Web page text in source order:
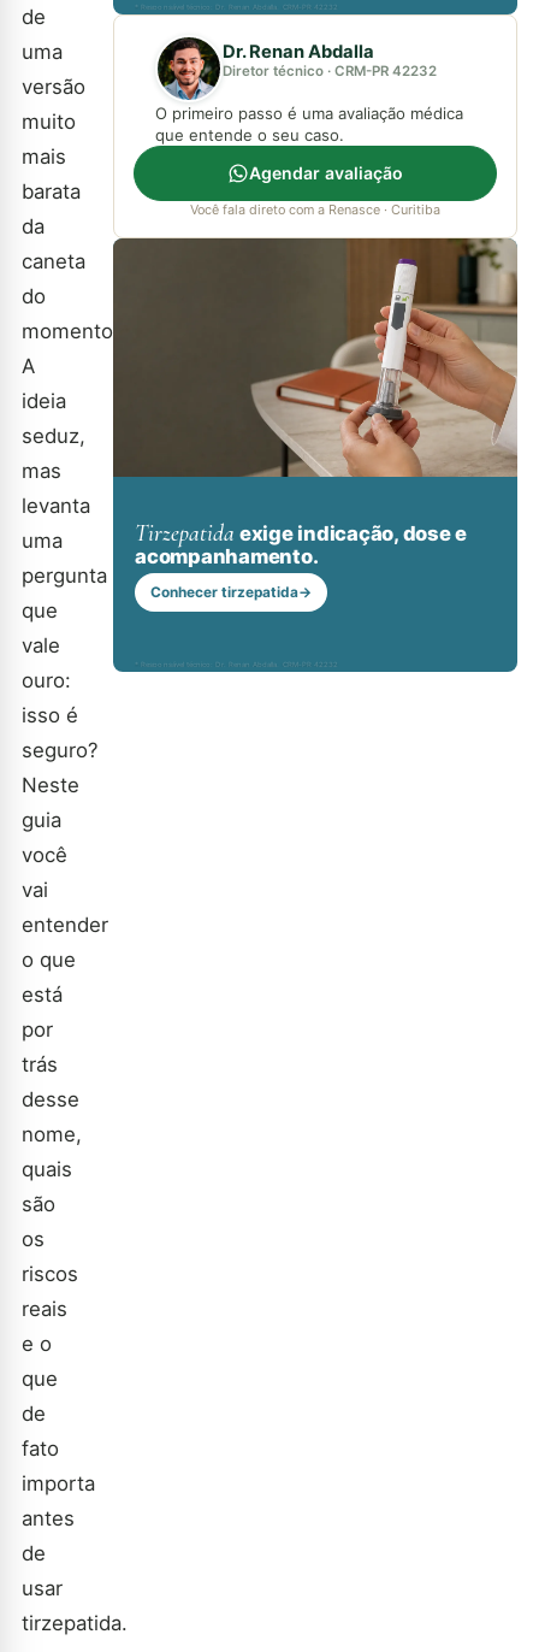
de
uma
versão
muito
mais
barata
da
caneta
do
momento.
A
ideia
seduz,
mas
levanta
uma
pergunta
que
vale
ouro:
isso é
seguro?
Neste
guia
você
vai
entender
o que
está
por
trás
desse
nome,
quais
são
os
riscos
reais
e o
que
de
fato
importa
antes
de
usar
tirzepatida.
* Responsável técnico: Dr. Renan Abdalla, CRM-PR 42232
Dr. Renan Abdalla
Diretor técnico · CRM-PR 42232
O primeiro passo é uma avaliação médica
que entende o seu caso.
Agendar avaliação
Você fala direto com a Renasce · Curitiba
Tirzepatida exige indicação, dose e
acompanhamento.
Conhecer tirzepatida→
* Responsável técnico: Dr. Renan Abdalla, CRM-PR 42232